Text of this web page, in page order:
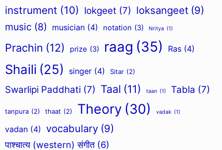
instrument (10) lokgeet (7) loksangeet (9)
music (8) musician (4) notation (3) Nritya (1)
Prachin (12) prize (3) raag (35) Ras (4)
Shaili (25) singer (4) Sitar (2)
Swarlipi Paddhati (7) Taal (11) taan (1) Tabla (7)
tanpura (2) thaat (2) Theory (30) vadak (1)
vadan (4) vocabulary (9)
पाश्चात्य (western) संगीत (6)